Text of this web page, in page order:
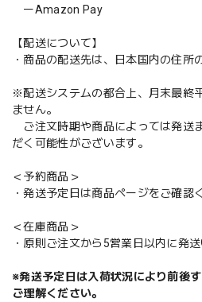
ーAmazon Pay
【配送について】
・商品の配送先は、日本国内の住所
※配送システムの都合上、月末最終
ません。
ご注文時期や商品によっては発送
だく可能性がございます。
＜予約商品＞
・発送予定日は商品ページをご確認
＜在庫商品＞
・原則ご注文から5営業日以内に発送
※発送予定日は入荷状況により前後
ご理解ください。